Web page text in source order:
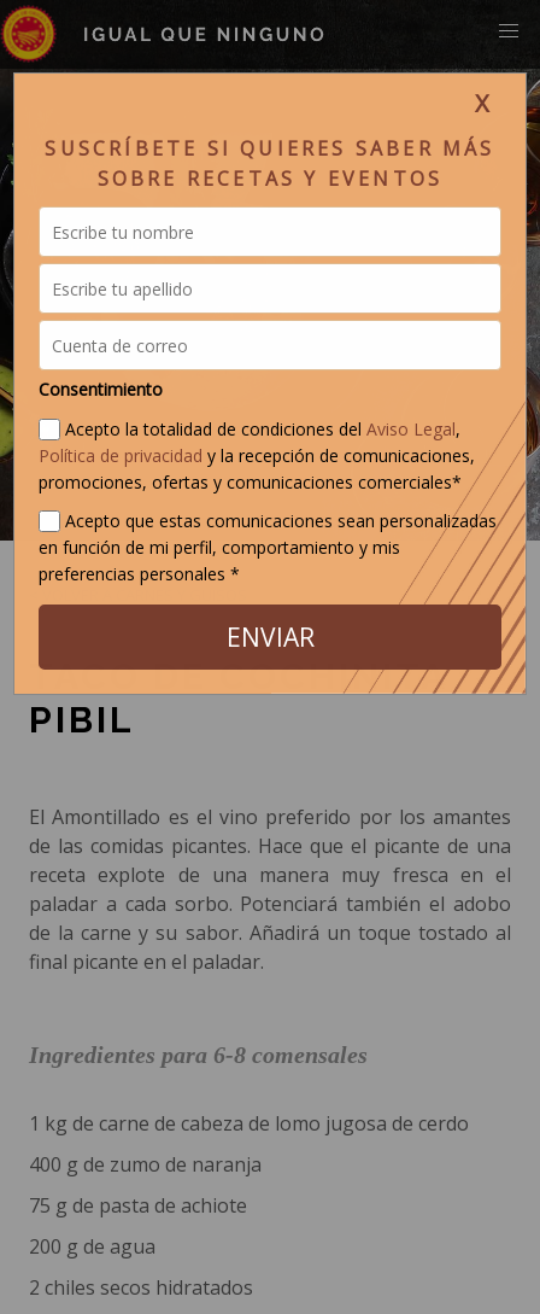
TACO DE COCHINITA
PIBIL
El Amontillado es el vino preferido por los amantes
de las comidas picantes. Hace que el picante de una
receta explote de una manera muy fresca en el
paladar a cada sorbo. Potenciará también el adobo
de la carne y su sabor. Añadirá un toque tostado al
final picante en el paladar.
Ingredientes para 6-8 comensales
1 kg de carne de cabeza de lomo jugosa de cerdo
400 g de zumo de naranja
75 g de pasta de achiote
200 g de agua
2 chiles secos hidratados
X
SUSCRÍBETE SI QUIERES SABER MÁS
SOBRE RECETAS Y EVENTOS
Consentimiento
Acepto la totalidad de condiciones delAviso Legal,
Política de privacidad y la recepción de comunicaciones,
promociones, ofertas y comunicaciones comerciales*
Acepto que estas comunicaciones sean personalizadas
en función de mi perfil, comportamiento y mis
preferencias personales *
ENVIAR